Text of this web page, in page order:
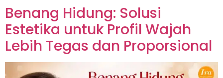
Benang Hidung: Solusi
Estetika untuk Profil Wajah
Lebih Tegas dan Proporsional